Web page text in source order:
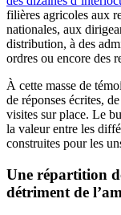
filières agricoles aux
nationales, aux
distribution, à des
ordres ou encore des
À cette masse de
de réponses écrites,
visites sur place. Le
la valeur entre les
construites pour les
Une répartition
détriment de